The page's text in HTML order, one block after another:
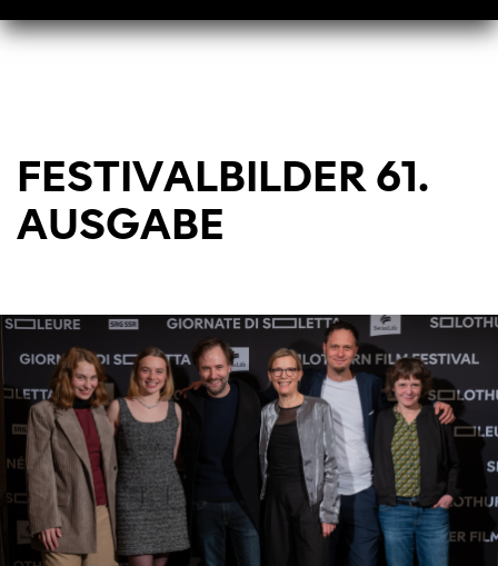
FESTIVALBILDER 61.
AUSGABE